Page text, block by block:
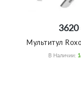
3620
Мультитул
В Наличии: